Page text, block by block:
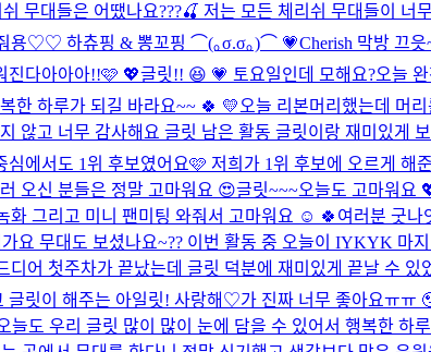
무대들은 어땠나요???🍒 저는 모든 체리쉬 무대들이
줘용♡♡ 하츄핑 & 뽕꼬핑 ⌒(｡σ.σ｡)⌒ 💗Cherish 막방 끄
진다아아아!!🩷 💖글릿!! 😆 💗 토요일인데 모해요?오늘
한 하루가 되길 바라요~~ 🍀 💛 오늘 리본머리했는데 머
않고 너무 감사해요 글릿 남은 활동 글릿이랑 재미있게
심에서도 1위 후보였어요🩷 저희가 1위 후보에 오르게
오신 분들은 정말 고마워요 😍글릿~~~오늘도 고마워요
화 그리고 미니 팬미팅 와줘서 고마워요 ☺️ 🍀 여러분 굿
요 무대도 보셨나요~?? 이번 활동 중 오늘이 IYKYK 마
디어 첫주차가 끝났는데 글릿 덕분에 재미있게 끝날 수
릿이 해주는 아일릿! 사랑해♡가 진짜 너무 좋아요ㅠㅠ
늘도 우리 글릿 많이 많이 눈에 담을 수 있어서 행복한 하